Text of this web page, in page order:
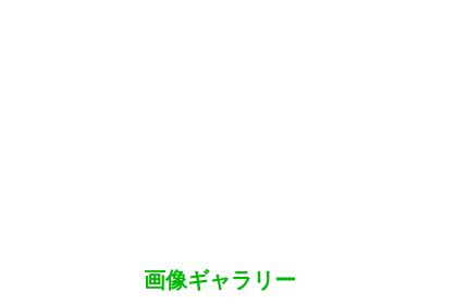
画像ギャラリー